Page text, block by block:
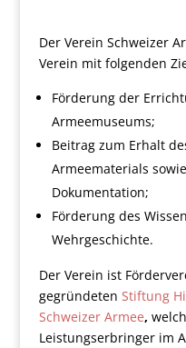
Der Verein Schweizer
Verein mit folgenden
Förderung der
Armeemuseums;
Beitrag zum Erhalt
Armeematerials
Dokumentation;
Förderung des
Wehrgeschichte.
Der Verein ist
gegründeten Stiftung
Schweizer Armee,
Leistungserbringer im